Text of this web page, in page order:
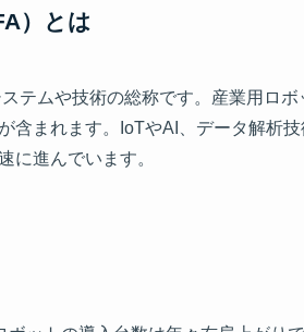
）とは
テムや技術の総称です。産業用ロ
含まれます。IoTやAI、データ解析
に進んでいます。